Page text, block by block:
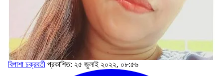
বিপাশা চক্রবর্তী প্রকাশিত: ২৫ জুলাই ২০২২, ০৮:৫৬